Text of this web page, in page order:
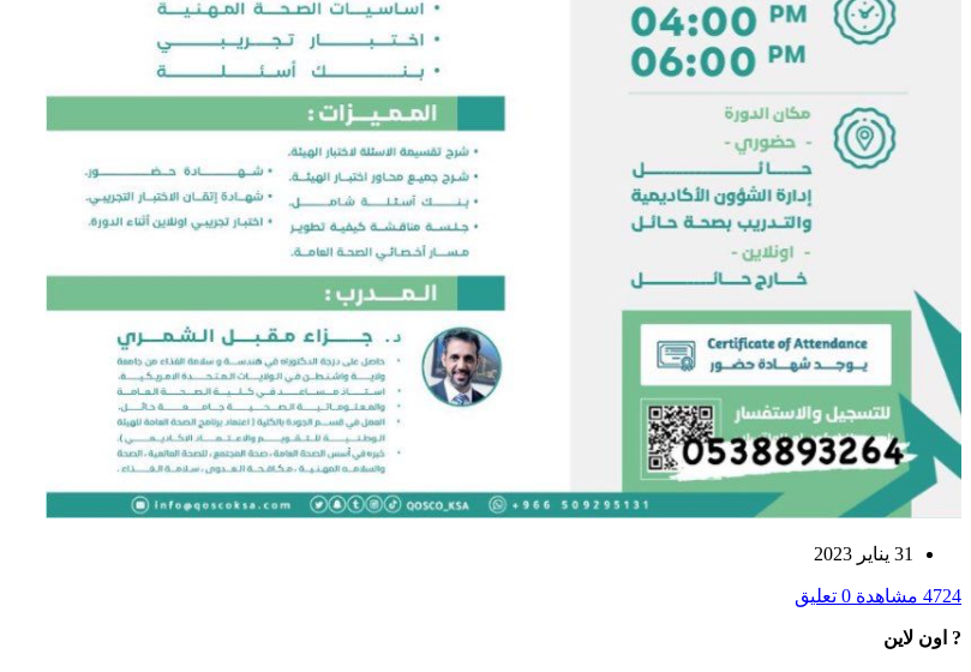
31 يناير 2023
4724 مشاهدة 0 تعليق
? اون لاين